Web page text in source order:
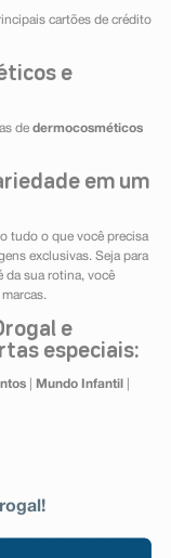
cartões de crédito
e
de dermocosméticos
em um
tudo o que você precisa
exclusivas. Seja para
da sua rotina, você
e
especiais:
| Mundo Infantil